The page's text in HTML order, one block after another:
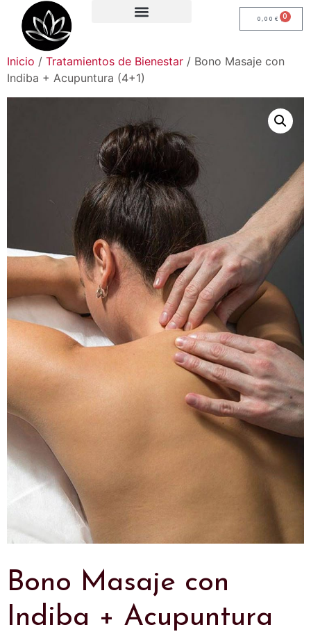
0,00€ 0
Inicio / Tratamientos de Bienestar / Bono Masaje con
Indiba + Acupuntura (4+1)
Bono Masaje con
Indiba + Acupuntura